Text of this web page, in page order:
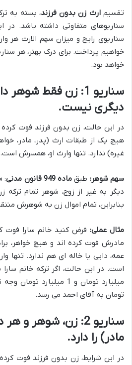
تقسیمارث زن بدون فرزند، بسته به
سناریوهای متفاوتی داشته باشد.
سناریوی رایج و میزان سهم الارث هر
خواهیم پرداخت. برای درک بهتر، هر
خواهد بود.
سناریو 1: زن فقط
دیگری نیست.
در این حالت، زن بدون فرزند فوت
هیچ یک از طبقات ارث (پدر، مادر،
غیره) ندارد. تنها وارث او، همسرش است.
سهم شوهر: طبق ماده 949 قانون مدنی
:
دیگر به غیر از زوج، شوهر تمام ترکه
بنابراین، تمام اموال زن به شوهرش
مثال عملی: فرض کنید خانم سارا فوت
مادرش فوت کرده اند و هیچ خواهر،
عمه، دایی یا خاله ای هم ندارد. تنها
تومان به آقای احمد می رسد.
سناریو 2: زن، شوهر و
مادر) را دارد.
در این شرایط، زن بدون فرزند فوت